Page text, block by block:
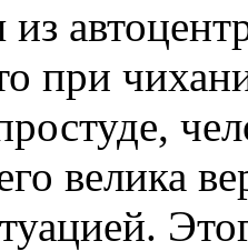
при
велика